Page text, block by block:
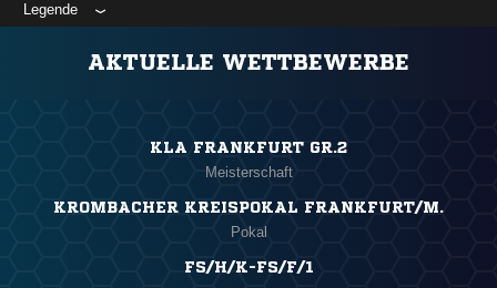
Legende
AKTUELLE WETTBEWERBE
KLA FRANKFURT GR.2
Meisterschaft
KROMBACHER KREISPOKAL FRANKFURT/M.
Pokal
FS/H/K-FS/F/1